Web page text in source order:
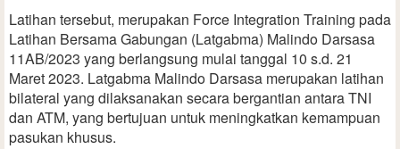
Latihan tersebut, merupakan Force Integration Training pada
Latihan Bersama Gabungan (Latgabma) Malindo Darsasa
11AB/2023 yang berlangsung mulai tanggal 10 s.d. 21
Maret 2023. Latgabma Malindo Darsasa merupakan latihan
bilateral yang dilaksanakan secara bergantian antara TNI
dan ATM, yang bertujuan untuk meningkatkan kemampuan
pasukan khusus.